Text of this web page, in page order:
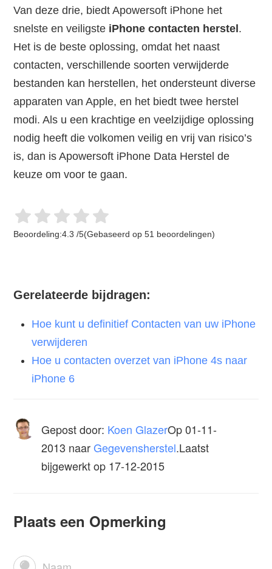
Van deze drie, biedt Apowersoft iPhone het
snelste en veiligste iPhone contacten herstel.
Het is de beste oplossing, omdat het naast
contacten, verschillende soorten verwijderde
bestanden kan herstellen, het ondersteunt diverse
apparaten van Apple, en het biedt twee herstel
modi. Als u een krachtige en veelzijdige oplossing
nodig heeft die volkomen veilig en vrij van risico’s
is, dan is Apowersoft iPhone Data Herstel de
keuze om voor te gaan.
Beoordeling:4.3 /5(Gebaseerd op51 beoordelingen)
Gerelateerde bijdragen:
Hoe kunt u definitief Contacten van uw iPhone
verwijderen
Hoe u contacten overzet van iPhone 4s naar
iPhone 6
Gepost door: Koen GlazerOp01-11-
2013 naar Gegevensherstel.Laatst
bijgewerkt op 17-12-2015
Plaats een Opmerking